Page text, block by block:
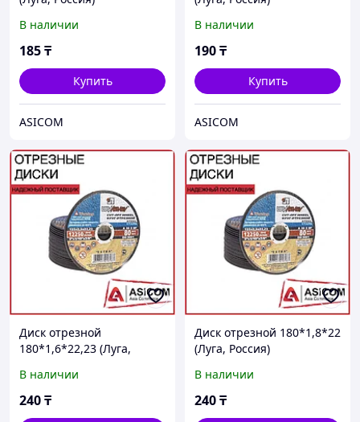
В наличии
185₸
Купить
ASICOM
В наличии
190₸
Купить
ASICOM
Диск отрезной
180*1,6*22,23 (Луга,
В наличии
240₸
Диск отрезной 180*1,8*22
(Луга, Россия)
В наличии
240₸